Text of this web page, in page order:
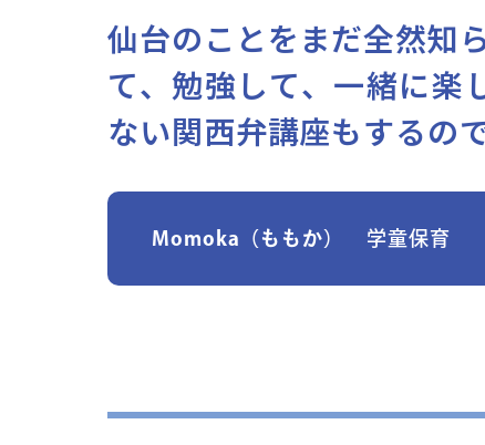
仙台のことをまだ全然知
て、勉強して、一緒に楽
ない関西弁講座もするの
Momoka（ももか） 学童保育